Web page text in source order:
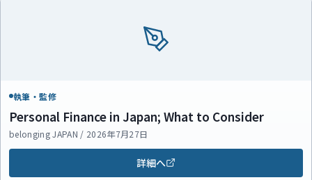
執筆・監修
Personal Finance in Japan; What to Consider
belonging JAPAN / 2026年7月27日
詳細へ